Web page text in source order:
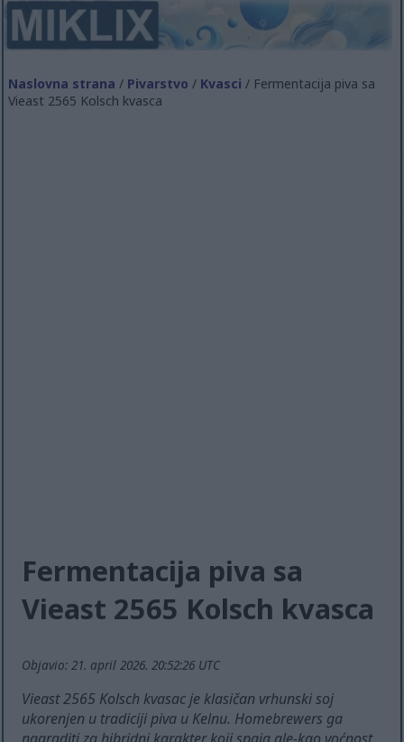
Naslovna strana / Pivarstvo / Kvasci / Fermentacija piva sa
Vieast 2565 Kolsch kvasca
Fermentacija piva sa
Vieast 2565 Kolsch kvasca
Objavio: 21. april 2026. 20:52:26 UTC
Vieast 2565 Kolsch kvasac je klasičan vrhunski soj
ukorenjen u tradiciji piva u Kelnu. Homebrewers ga